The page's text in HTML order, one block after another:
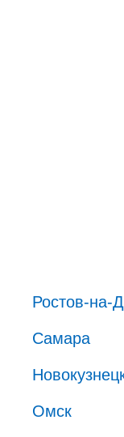
Ростов-на-
Самара
Омск